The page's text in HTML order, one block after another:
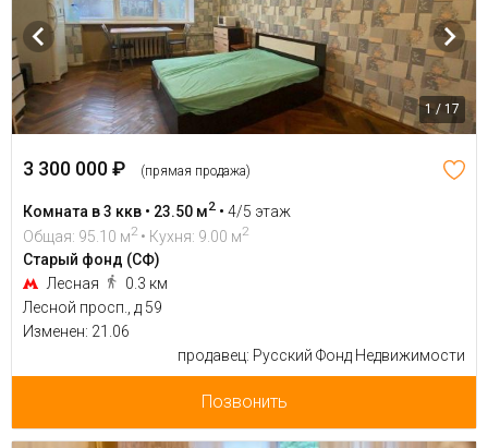
1 / 17
3 300 000 ₽ (прямая продажа)
Комната в 3 ккв • 23.50 м2 • 4/5 этаж
Общая: 95.10 м2 • Кухня: 9.00 м2
Старый фонд (СФ)
Лесная
0.3 км
Лесной просп., д 59
Изменен: 21.06
продавец: Русский Фонд Недвижимости
Позвонить